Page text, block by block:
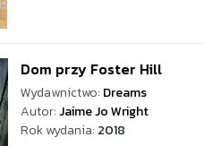
Dom przy Foster Hill
Wydawnictwo: Dreams
Autor:Jaime Jo Wright
Rok wydania: 2018